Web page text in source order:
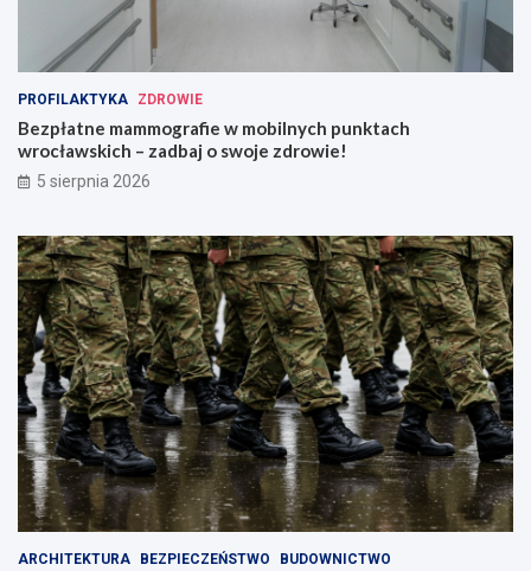
PROFILAKTYKA ZDROWIE
Bezpłatne mammografie w mobilnych punktach
wrocławskich – zadbaj o swoje zdrowie!
5 sierpnia 2026
ARCHITEKTURA BEZPIECZEŃSTWO BUDOWNICTWO